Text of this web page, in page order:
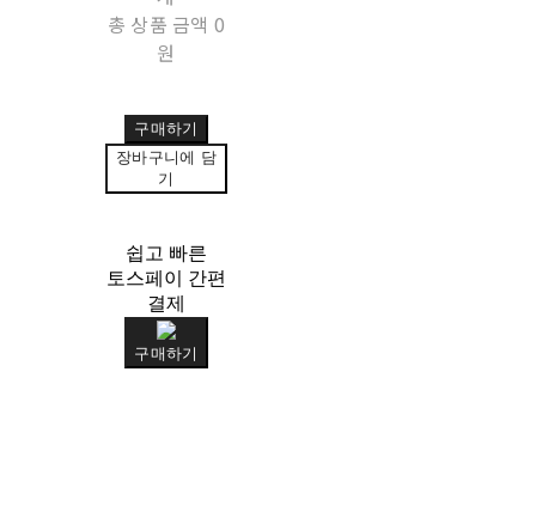
총 상품 금액 0
원
구매하기
장바구니에 담
기
쉽고 빠른
토스페이 간편
결제
구매하기